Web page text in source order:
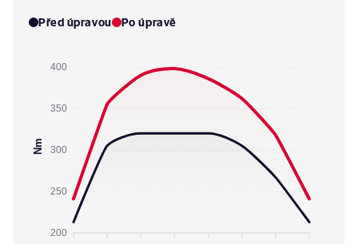
Před úpravou Po úpravě
400
350
300
250
200
Nm